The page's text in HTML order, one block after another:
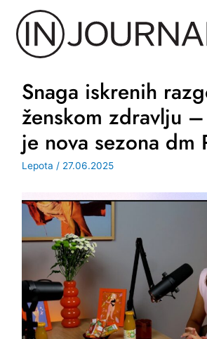
sadržaj
Snaga iskrenih
ženskom zdravlju
je nova sezona dm
Lepota / 27.06.2025